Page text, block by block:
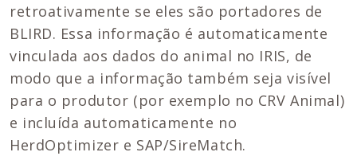
retroativamente se eles são portadores de
BLIRD. Essa informação é automaticamente
vinculada aos dados do animal no IRIS, de
modo que a informação também seja visível
para o produtor (por exemplo no CRV Animal)
e incluída automaticamente no
HerdOptimizer e SAP/SireMatch.